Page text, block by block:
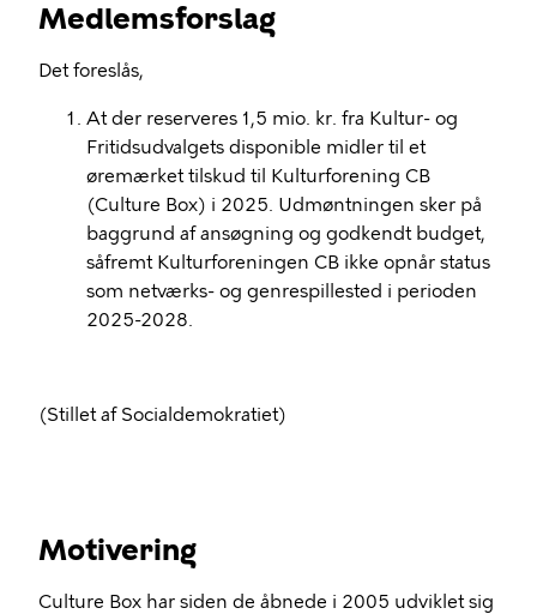
Medlemsforslag
Det foreslås,
At der reserveres 1,5 mio. kr. fra Kultur- og
Fritidsudvalgets disponible midler til et
øremærket tilskud til Kulturforening CB
(Culture Box) i 2025. Udmøntningen sker på
baggrund af ansøgning og godkendt budget,
såfremt Kulturforeningen CB ikke opnår status
som netværks- og genrespillested i perioden
2025-2028.
(Stillet af Socialdemokratiet)
Motivering
Culture Box har siden de åbnede i 2005 udviklet sig